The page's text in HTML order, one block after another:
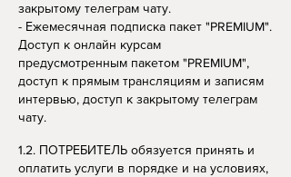
закрытому телеграм чату.
- Ежемесячная подписка пакет "PREMIUM".
Доступ к онлайн курсам
предусмотренным пакетом "PREMIUM",
доступ к прямым трансляциям и записям
интервью, доступ к закрытому телеграм
чату.
1.2. ПОТРЕБИТЕЛЬ обязуется принять и
оплатить услуги в порядке и на условиях,